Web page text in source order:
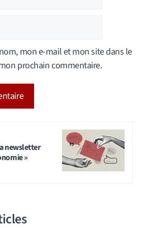
mon e-mail et mon site dans le
prochain commentaire.
newsletter
»